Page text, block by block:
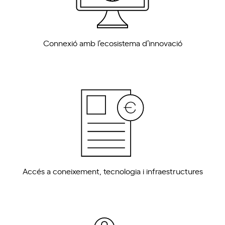
Connexió amb l’ecosistema d’innovació
Accés a coneixement, tecnologia i infraestructures